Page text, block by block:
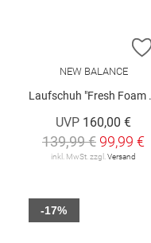
NEW BALANCE
Laufschuh "Fresh Foam X 860v14"
UVP 160,00 €
139,99 € 99,99 €
inkl. MwSt. zzgl. Versand
-17%